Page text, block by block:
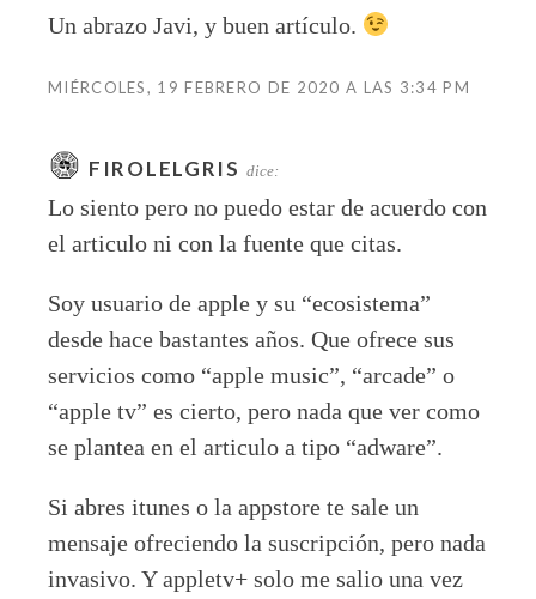
Un abrazo Javi, y buen artículo.
MIÉRCOLES, 19 FEBRERO DE 2020 A LAS 3:34 PM
FIROLELGRIS dice:
Lo siento pero no puedo estar de acuerdo con
el articulo ni con la fuente que citas.
Soy usuario de apple y su “ecosistema”
desde hace bastantes años. Que ofrece sus
servicios como “apple music”, “arcade” o
“apple tv” es cierto, pero nada que ver como
se plantea en el articulo a tipo “adware”.
Si abres itunes o la appstore te sale un
mensaje ofreciendo la suscripción, pero nada
invasivo. Y appletv+ solo me salio una vez